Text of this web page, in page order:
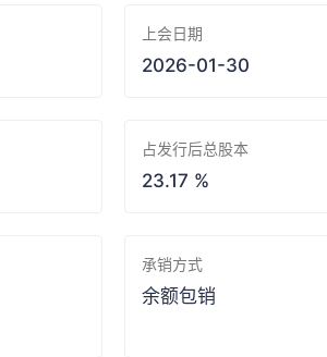
上会日期
2026-01-30
占发行后总股本
23.17 %
承销方式
余额包销